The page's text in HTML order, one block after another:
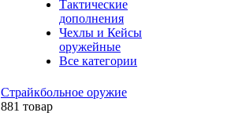
Тактические
дополнения
Чехлы и Кейсы
оружейные
Все категории
Страйкбольное оружие
881 товар